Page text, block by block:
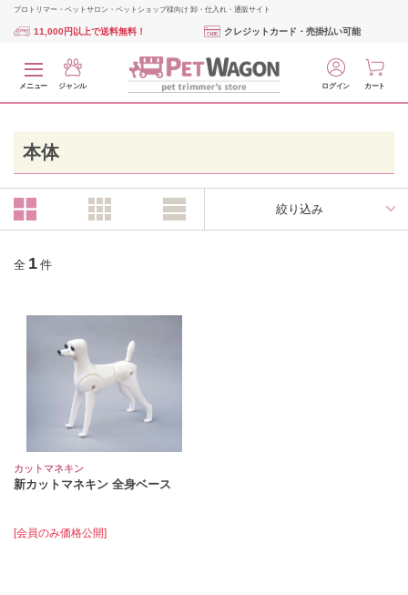
プロトリマー・ペットサロン・ペットショップ様向け 卸・仕入れ・通販サイト
11,000円以上で送料無料！ クレジットカード・売掛払い可能
メニュー ジャンル ログイン カート
本体
絞り込み
全 1 件
カットマネキン
新カットマネキン 全身ベース
[会員のみ価格公開]